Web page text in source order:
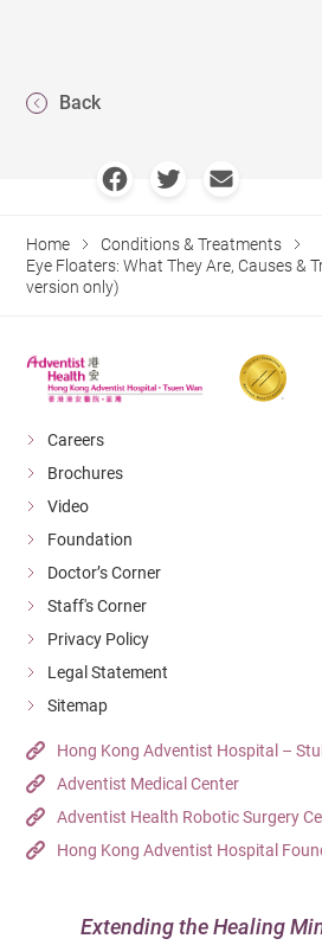
Back
Home
Conditions & Treatments
Eye Floaters: What They Are, Causes &
version only)
Careers
Brochures
Video
Foundation
Doctor’s Corner
Staff's Corner
Privacy Policy
Legal Statement
Sitemap
Hong Kong Adventist Hospital –
Adventist Medical Center
Adventist Health Robotic Surgery
Hong Kong Adventist Hospital
Extending the Healing